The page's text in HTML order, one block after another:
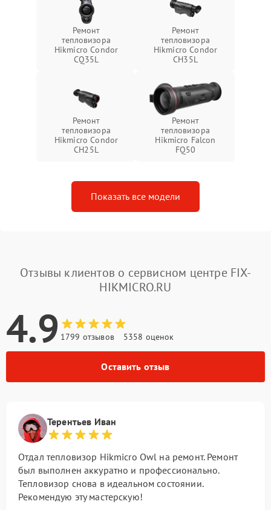
Ремонт
тепловизора
Hikmicro Condor
CQ35L
Ремонт
тепловизора
Hikmicro Condor
CH35L
Ремонт
тепловизора
Hikmicro Condor
CH25L
Ремонт
тепловизора
Hikmicro Falcon
FQ50
Показать все модели
Отзывы клиентов о сервисном центре FIX-
HIKMICRO.RU
4.9 1799 отзывов 5358 оценок
Оставить отзыв
Терентьев Иван
Отдал тепловизор Hikmicro Owl на ремонт. Ремонт
был выполнен аккуратно и профессионально.
Тепловизор снова в идеальном состоянии.
Рекомендую эту мастерскую!